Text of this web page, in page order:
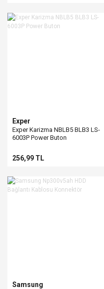
Exper
Exper Karizma NBLB5 BLB3 LS-
6003P Power Buton
256,99 TL
Samsung